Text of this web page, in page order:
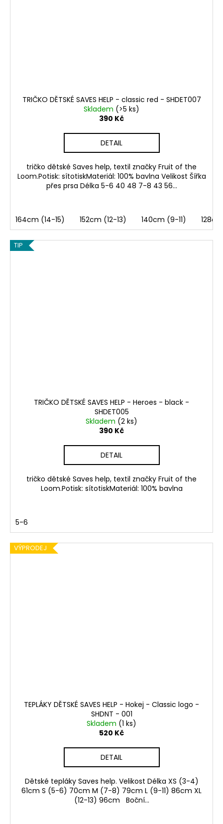
TRIČKO DĚTSKÉ SAVES HELP - classic red - SHDET007
Skladem (>5 ks)
390 Kč
DETAIL
tričko dětské Saves help, textil značky Fruit of the
Loom.Potisk: sítotiskMateriál: 100% bavlna Velikost Šířka
přes prsa Délka 5-6 40 48 7-8 43 56...
164cm (14-15) 152cm (12-13) 140cm (9-11)
TIP
TRIČKO DĚTSKÉ SAVES HELP - Heroes - black -
SHDET005
Skladem (2 ks)
390 Kč
DETAIL
tričko dětské Saves help, textil značky Fruit of the
Loom.Potisk: sítotiskMateriál: 100% bavlna
5-6
VÝPRODEJ
TEPLÁKY DĚTSKÉ SAVES HELP - Hokej - Classic logo -
SHDNT - 001
Skladem (1 ks)
520 Kč
DETAIL
Dětské tepláky Saves help. Velikost Délka XS (3-4)
61cm S (5-6) 70cm M (7-8) 79cm L (9-11) 86cm XL
(12-13) 96cm Boční...